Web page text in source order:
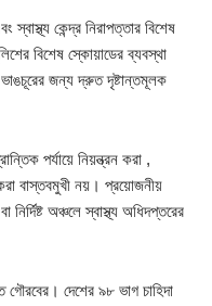
স্বাস্থ্য কেন্দ্র নিরাপত্তার বিশেষ
বিশেষ স্কোয়াডের ব্যবস্থা
জন্য দ্রুত দৃষ্টান্তমূলক
পর্যায়ে নিয়ন্ত্রন করা ,
করা বাস্তবমুখী নয়। প্রয়োজনীয়
অঞ্চলে স্বাস্থ্য অধিদপ্তরের
দেশের ৯৮ ভাগ চাহিদা